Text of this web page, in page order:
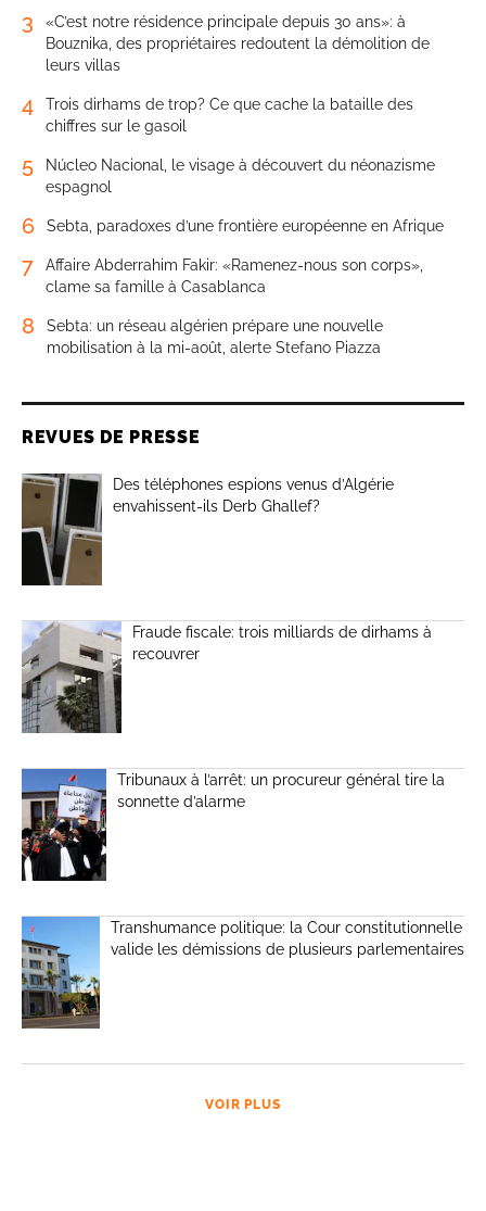
Bouznika, des propriétaires redoutent la démolition de
leurs villas
Trois dirhams de trop? Ce que cache la bataille des
chiffres sur le gasoil
Núcleo Nacional, le visage à découvert du néonazisme
Sebta, paradoxes d’une frontière européenne en Afrique
7
Affaire Abderrahim Fakir: «Ramenez-nous son corps»,
clame sa famille à Casablanca
Sebta: un réseau algérien prépare une nouvelle
mobilisation à la mi-août, alerte Stefano Piazza
REVUES DE PRESSE
envahissent-ils Derb Ghallef?
recouvrer
sonnette d’alarme
valide les démissions de plusieurs parlementaires